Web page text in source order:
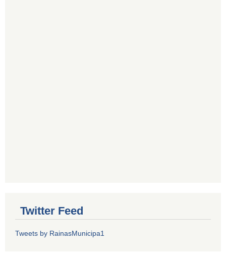
Twitter Feed
Tweets by RainasMunicipa1